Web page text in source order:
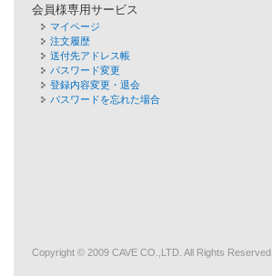
会員様専用サービス
マイページ
注文履歴
送付先アドレス帳
パスワード変更
登録内容変更・退会
パスワードを忘れた場合
Copyright © 2009 CAVE CO.,LTD. All Rights Reserved.